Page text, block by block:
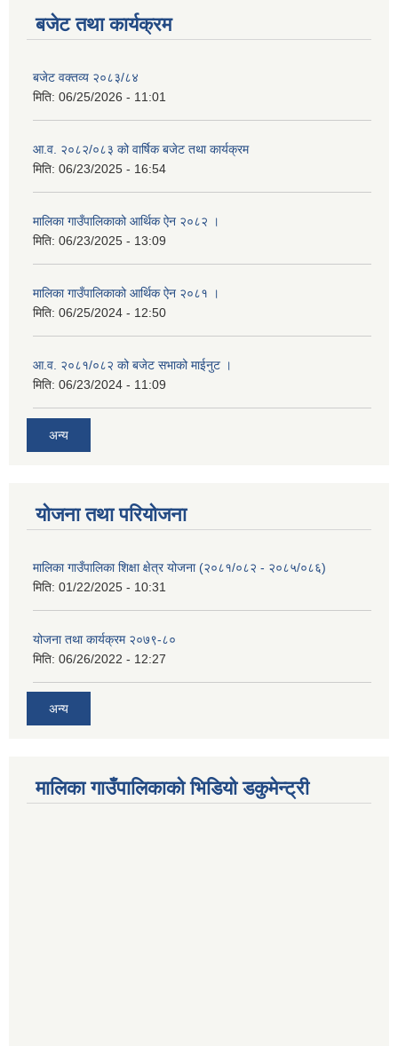
बजेट तथा कार्यक्रम
बजेट वक्तव्य २०८३/८४
मिति: 06/25/2026 - 11:01
आ.व. २०८२/०८३ को वार्षिक बजेट तथा कार्यक्रम
मिति: 06/23/2025 - 16:54
मालिका गाउँपालिकाको आर्थिक ऐन २०८२ ।
मिति: 06/23/2025 - 13:09
मालिका गाउँपालिकाको आर्थिक ऐन २०८१ ।
मिति: 06/25/2024 - 12:50
आ.व. २०८१/०८२ को बजेट सभाको माईनुट ।
मिति: 06/23/2024 - 11:09
अन्य
योजना तथा परियोजना
मालिका गाउँपालिका शिक्षा क्षेत्र योजना (२०८१/०८२ - २०८५/०८६)
मिति: 01/22/2025 - 10:31
योजना तथा कार्यक्रम २०७९-८०
मिति: 06/26/2022 - 12:27
अन्य
मालिका गाउँपालिकाको भिडियो डकुमेन्ट्री